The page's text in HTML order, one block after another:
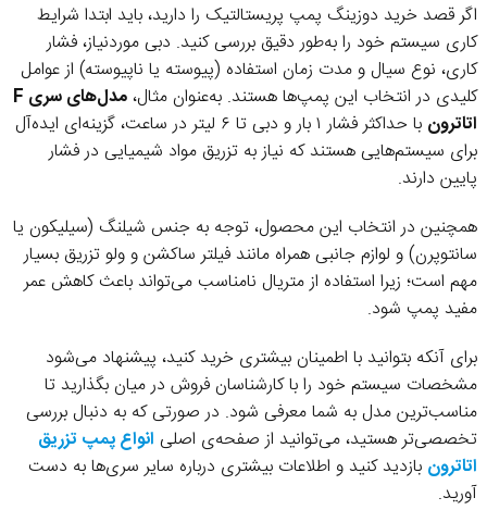
اگر قصد خرید دوزینگ پمپ پریستالتیک را دارید، باید ابتدا شرایط
کاری سیستم خود را به‌طور دقیق بررسی کنید. دبی موردنیاز، فشار
کاری، نوع سیال و مدت زمان استفاده (پیوسته یا ناپیوسته) از عوامل
کلیدی در انتخاب این پمپ‌ها هستند. به‌عنوان مثال،
مدل‌های سری F
اتاترون
با حداکثر فشار ۱ بار و دبی تا ۶ لیتر در ساعت، گزینه‌ای ایده‌آل
برای سیستم‌هایی هستند که نیاز به تزریق مواد شیمیایی در فشار
پایین دارند.
همچنین در انتخاب این محصول، توجه به جنس شیلنگ (سیلیکون یا
سانتوپرن) و لوازم جانبی همراه مانند فیلتر ساکشن و ولو تزریق بسیار
مهم است؛ زیرا استفاده از متریال نامناسب می‌تواند باعث کاهش عمر
مفید پمپ شود.
برای آنکه بتوانید با اطمینان بیشتری خرید کنید، پیشنهاد می‌شود
مشخصات سیستم خود را با کارشناسان فروش در میان بگذارید تا
مناسب‌ترین مدل به شما معرفی شود. در صورتی که به دنبال بررسی
تخصصی‌تر هستید، می‌توانید از صفحه‌ی اصلی انواع پمپ تزریق
اتاترون بازدید کنید و اطلاعات بیشتری درباره سایر سری‌ها به دست
آورید.